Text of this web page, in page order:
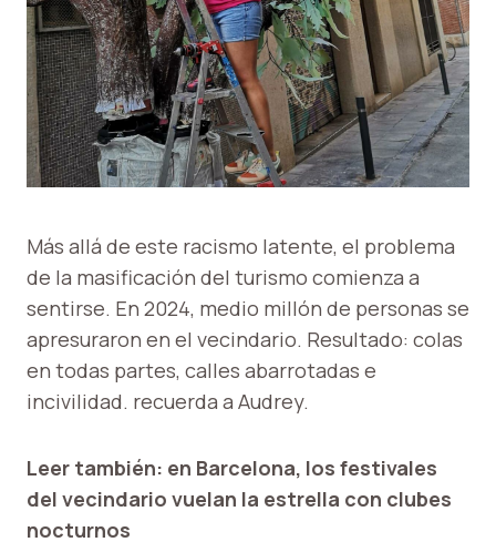
Más allá de este racismo latente, el problema
de la masificación del turismo comienza a
sentirse. En 2024, medio millón de personas se
apresuraron en el vecindario. Resultado: colas
en todas partes, calles abarrotadas e
incivilidad. recuerda a Audrey.
Leer también: en Barcelona, los festivales
del vecindario vuelan la estrella con clubes
nocturnos